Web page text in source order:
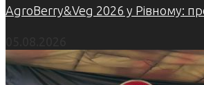
AgroBerry&Veg 2026 у Рівному: